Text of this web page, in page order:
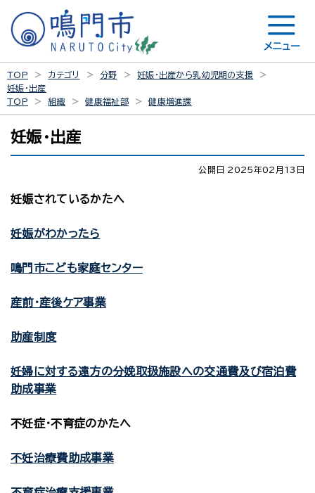
メニュー
TOP カテゴリ 分野
妊娠・出産から乳幼児期の支援
妊娠・出産
TOP
組織 健康福祉部 健康増進課
妊娠・出産
公開日 2025年02月13日
妊娠されているかたへ
妊娠がわかったら
鳴門市こども家庭センター
産前・産後ケア事業
助産制度
妊婦に対する遠方の分娩取扱施設への交通費及び宿泊費
助成事業
不妊症・不育症のかたへ
不妊治療費助成事業